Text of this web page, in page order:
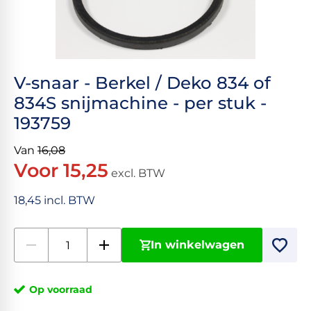
V-snaar - Berkel / Deko 834 of
834S snijmachine - per stuk -
193759
Van 16,08
Voor 15,25 excl. BTW
18,45 incl. BTW
In winkelwagen
Op voorraad